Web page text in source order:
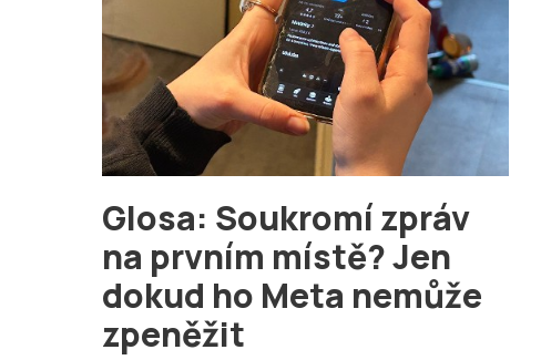
Glosa: Soukromí zpráv
na prvním místě? Jen
dokud ho Meta nemůže
zpeněžit